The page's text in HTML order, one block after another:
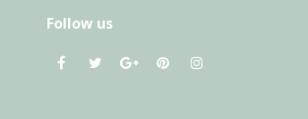
Follow us